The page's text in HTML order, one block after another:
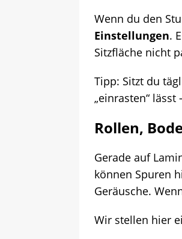
Wenn du den
Einstellungen.
Sitzfläche nicht
Tipp: Sitzt du
„einrasten“
Rollen,
Gerade auf
können Spuren
Geräusche.
Wir stellen hier